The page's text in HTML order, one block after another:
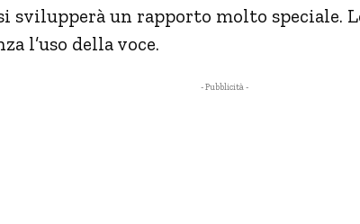
svilupperà un rapporto molto speciale.
l’uso della voce.
- Pubblicità -